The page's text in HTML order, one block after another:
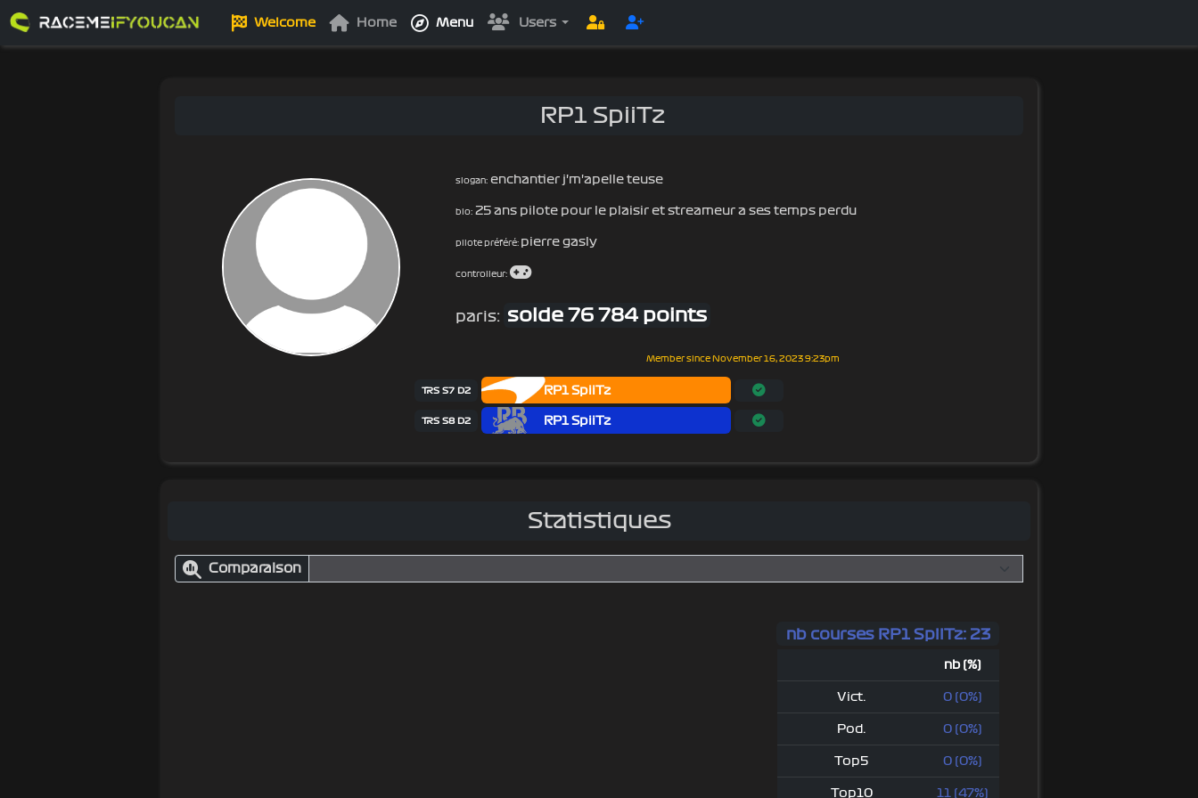
Welcome Home Menu Users
RP1 SpiiTz
slogan:enchantier j'm'apelle teuse
bio:25 ans pilote pour le plaisir et streameur a ses temps perdu
pilote préféré: pierre gasly
controlleur:
paris: solde 76 784 points
Member since November 16, 2023 9:23pm
TRS S7 D2 RP1 SpiiTz
TRS S8 D2 RP1 SpiiTz
Statistiques
Comparaison
nb courses RP1 SpiiTz: 23
nb (%)
Vict. 0 (0%)
Pod. 0 (0%)
Top5 0 (0%)
Top10 11 (47%)